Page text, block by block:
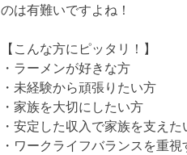
のは有難いですよね！
【こんな方にピッタリ！】
・ラーメンが好きな方
・未経験から頑張りたい方
・家族を大切にしたい方
・安定した収入で家族を支えた
・ワークライフバランスを重視